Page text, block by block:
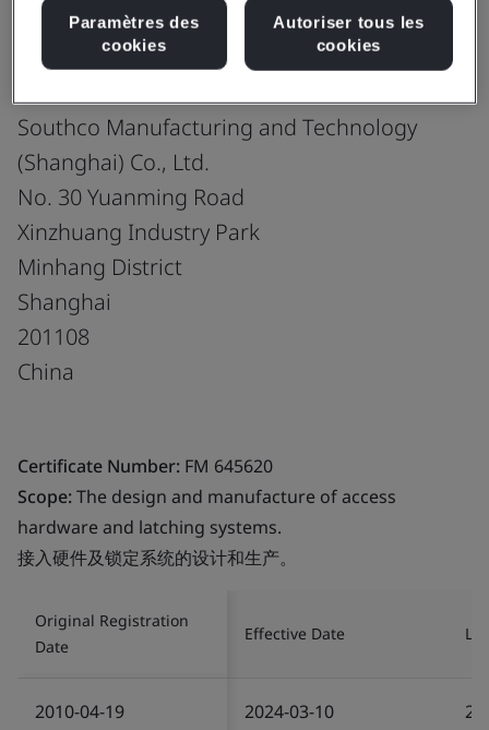
ISO 9001:2015
Southco Manufacturing and Technology
(Shanghai) Co., Ltd.
No. 30 Yuanming Road
Xinzhuang Industry Park
Minhang District
Shanghai
201108
China
Certificate Number: FM 645620
Scope:The design and manufacture of access
hardware and latching systems.
接入硬件及锁定系统的设计和生产。
Original Registration
Date
Effective Date
2010-04-19 2024-03-10
Paramètres des
cookies
Autoriser tous les
cookies